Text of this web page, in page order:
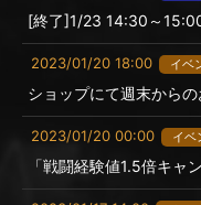
[終了]1/23 14:30～
2023/01/20 18:00 イベ
ショップにて週末から
2023/01/20 00:00 イベ
「戦闘経験値1.5倍キャ